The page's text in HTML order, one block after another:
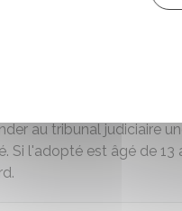
de l'adopté
tribunal judiciaire qui
au tribunal judiciaire
Si l'adopté est âgé de